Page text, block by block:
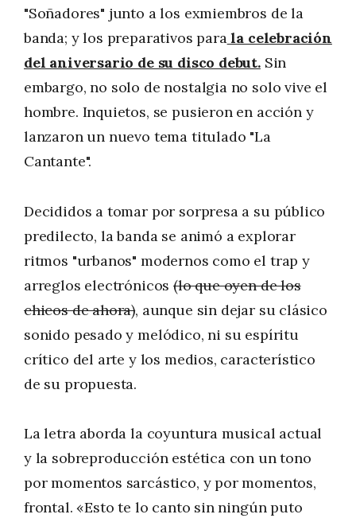
"Soñadores" junto a los exmiembros de la
banda; y los preparativos parala celebración
del aniversario de su disco debut.Sin
embargo, no solo de nostalgia no solo vive el
hombre. Inquietos, se pusieron en acción y
lanzaron un nuevo tema titulado "La
Cantante".
Decididos a tomar por sorpresa a su público
predilecto, la banda se animó a explorar
ritmos "urbanos" modernos como el trap y
arreglos electrónicos(lo que oyen de los
chicos de ahora), aunque sin dejar su clásico
sonido pesado y melódico, ni su espíritu
crítico del arte y los medios, característico
de su propuesta.
La letra aborda la coyuntura musical actual
y la sobreproducción estética con un tono
por momentos sarcástico, y por momentos,
frontal. «Esto te lo canto sin ningún puto